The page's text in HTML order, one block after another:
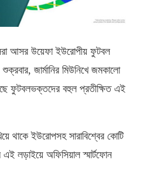
আসর উয়েফা ইউরোপীয় ফুটবল
জার্মানির মিউনিখে জমকালো
ফুটবলভক্তদের বহুল প্রতীক্ষিত এই
থাকে ইউরোপসহ সারাবিশ্বের কোটি
লড়াইয়ে অফিসিয়াল স্মার্টফোন